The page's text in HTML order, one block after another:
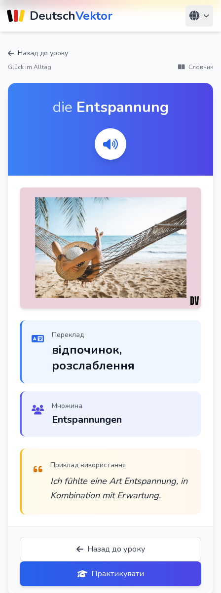
DeutschVektor
Назад до уроку
Glück im Alltag Словник
die Entspannung
Переклад
відпочинок,
розслаблення
Множина
Entspannungen
Приклад використання
Ich fühlte eine Art Entspannung, in
Kombination mit Erwartung.
Назад до уроку
Практикувати